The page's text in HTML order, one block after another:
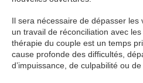
Il sera nécessaire de dépasser
un travail de réconciliation avec
thérapie du couple est un temps
cause profonde des difficultés,
d’impuissance, de culpabilité ou